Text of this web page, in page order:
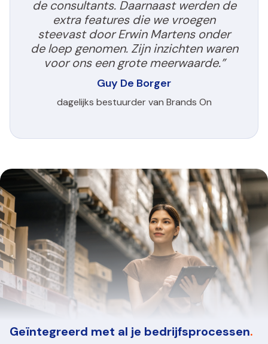
de consultants. Daarnaast werden de
extra features die we vroegen
steevast door Erwin Martens onder
de loep genomen. Zijn inzichten waren
voor ons een grote meerwaarde.”
Guy De Borger
dagelijks bestuurder van Brands On
Geïntegreerd met al je bedrijfsprocessen.